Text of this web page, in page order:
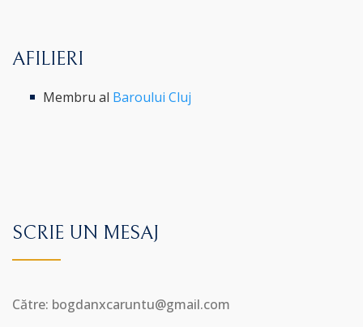
AFILIERI
Membru al Baroului Cluj
SCRIE UN MESAJ
Către: bogdanxcaruntu@gmail.com